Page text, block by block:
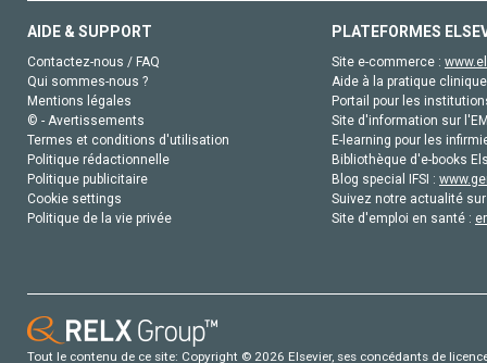
AIDE & SUPPORT
Contactez-nous / FAQ
Qui sommes-nous ?
Mentions légales
© - Avertissements
Termes et conditions d'utilisation
Politique rédactionnelle
Politique publicitaire
Cookie settings
Politique de la vie privée
PLATEFORMES
Site e-commerce :
Aide à la pratique
Portail pour les
Site d'information sur
E-learning pour les
Bibliothèque d'e-books
Blog special IFSI :
Suivez notre actualité
Site d'emploi en santé :
Tout le contenu de ce site: Copyright © 2026 Elsevier, ses concédants de